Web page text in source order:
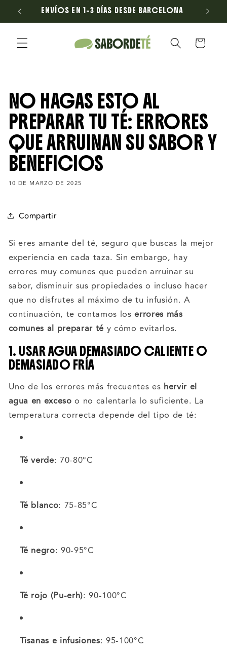
directamente
al contenido
ENVÍOS EN 1–3 DÍAS DESDE BARCELONA
Carrito
NO HAGAS ESTO AL
PREPARAR TU TÉ: ERRORES
QUE ARRUINAN SU SABOR Y
BENEFICIOS
10 DE MARZO DE 2025
Compartir
Si eres amante del té, seguro que buscas la mejor
experiencia en cada taza. Sin embargo, hay
errores muy comunes que pueden arruinar su
sabor, disminuir sus propiedades o incluso hacer
que no disfrutes al máximo de tu infusión. A
continuación, te contamos loserrores más
comunes al preparar té y cómo evitarlos.
1. USAR AGUA DEMASIADO CALIENTE O
DEMASIADO FRÍA
Uno de los errores más frecuentes es hervir el
agua en exceso o no calentarla lo suficiente. La
temperatura correcta depende del tipo de té:
Té verde: 70-80°C
Té blanco: 75-85°C
Té negro: 90-95°C
Té rojo (Pu-erh): 90-100°C
Tisanas e infusiones: 95-100°C